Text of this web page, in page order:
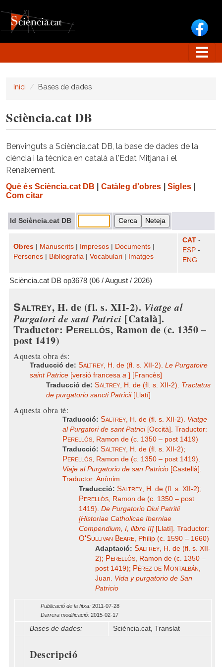
Inici Bases de dades
Sciència.cat DB
Benvinguts a Sciència.cat DB, la base de dades de la
ciència i la tècnica en català a l'Edat Mitjana i el
Renaixement.
Què és Sciència.cat DB Catàleg d'obres Sigles|
Com citar
Id Sciència.cat DB
Obres Manuscrits Impresos Documents
Persones
Bibliografia Vocabulari Imatges
CAT -
ESP -
ENG
Sciència.cat DB op3678 (06 / August / 2026)
Saltrey, H. de (fl. s. XII-2). Viatge al
Purgatori de sant Patrici [Català].
Traductor: Perellós, Ramon de (c. 1350 –
post 1419)
Aquesta obra és:
Traducció de: Saltrey, H. de (fl. s. XII-2). Le Purgatoire
saint Patrice [versió francesa a ] [Francès]
Traducció de: Saltrey, H. de (fl. s. XII-2). Tractatus
de purgatorio sancti Patricii[Llatí]
Aquesta obra té:
Traducció: Saltrey, H. de (fl. s. XII-2). Viatge
al Purgatori de sant Patrici[Occità]. Traductor:
Perellós, Ramon de (c. 1350 – post 1419)
Traducció: Saltrey, H. de (fl. s. XII-2);
Perellós, Ramon de (c. 1350 – post 1419).
Viaje al Purgatorio de san Patricio [Castellà].
Traductor: Anònim
Traducció: Saltrey, H. de (fl. s. XII-2);
Perellós, Ramon de (c. 1350 – post
1419). De Purgatorio Diui Patritii
[Historiae Catholicae Iberniae
Compendium, I, llibre II] [Llatí]. Traductor:
O'Sullivan Beare, Philip (c. 1590 – 1660)
Adaptació: Saltrey, H. de (fl. s. XII-
2); Perellós, Ramon de (c. 1350 –
post 1419); Pérez de Montalbán,
Juan. Vida y purgatorio de San
Patricio
Publicació de la fitxa: 2011-07-28
Darrera modificació: 2015-02-17
Bases de dades: Sciència.cat, Translat
Descripció